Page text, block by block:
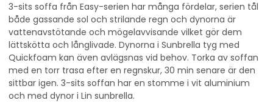
3-sits soffa från Easy-serien har många fördelar, serien tål
både gassande sol och strilande regn och dynorna är
vattenavstötande och mögelavvisande vilket gör dem
lättskötta och långlivade. Dynorna i Sunbrella tyg med
Quickfoam kan även avlägsnas vid behov. Torka av soffan
med en torr trasa efter en regnskur, 30 min senare är den
sittbar igen. 3-sits soffan har en stomme i vit aluminium
och med dynor i Lin sunbrella.